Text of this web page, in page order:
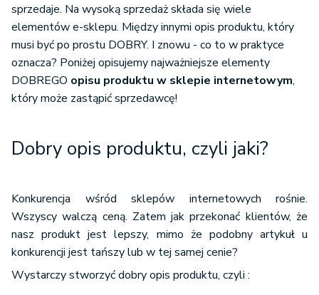
sprzedaje. Na wysoką sprzedaż składa się wiele
elementów e-sklepu. Między innymi opis produktu, który
musi być po prostu DOBRY. I znowu - co to w praktyce
oznacza? Poniżej opisujemy najważniejsze elementy
DOBREGO opisu produktu w sklepie internetowym,
który może zastąpić sprzedawcę!
Dobry opis produktu, czyli jaki?
Konkurencja wśród sklepów internetowych rośnie.
Wszyscy walczą ceną. Zatem jak przekonać klientów, że
nasz produkt jest lepszy, mimo że podobny artykuł u
konkurencji jest tańszy lub w tej samej cenie?
Wystarczy stworzyć dobry opis produktu, czyli :